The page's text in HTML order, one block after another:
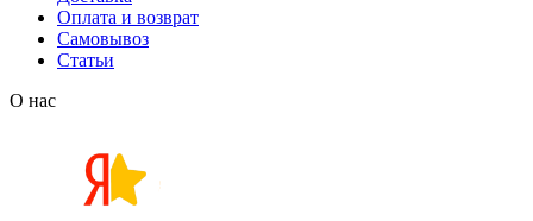
Оплата и возврат
Самовывоз
Статьи
О нас